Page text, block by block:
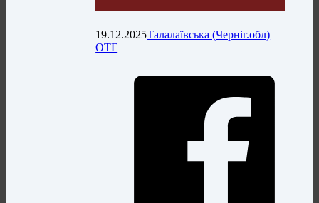
19.12.2025Талалаївська (Черніг.обл)
ОТГ